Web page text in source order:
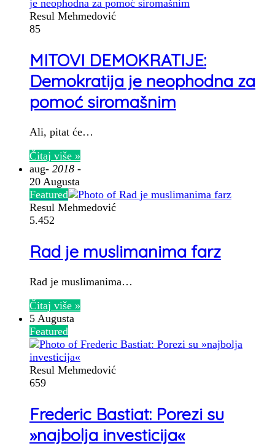
Resul Mehmedović
85
MITOVI DEMOKRATIJE:
Demokratija je neophodna za
pomoć siromašnim
Ali, pitat će…
Čitaj više »
aug- 2018 -
20 Augusta
Featured
Resul Mehmedović
5.452
Rad je muslimanima farz
Rad je muslimanima…
Čitaj više »
5 Augusta
Featured
Resul Mehmedović
659
Frederic Bastiat: Porezi su
»najbolja investicija«